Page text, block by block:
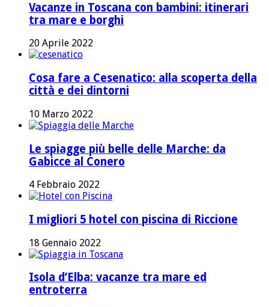
Vacanze in Toscana con bambini: itinerari
tra mare e borghi
20 Aprile 2022
Cosa fare a Cesenatico: alla scoperta della
città e dei dintorni
10 Marzo 2022
Le spiagge più belle delle Marche: da
Gabicce al Conero
4 Febbraio 2022
I migliori 5 hotel con piscina di Riccione
18 Gennaio 2022
Isola d’Elba: vacanze tra mare ed
entroterra